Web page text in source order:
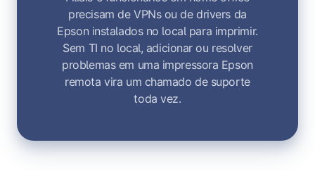
precisam de VPNs ou de drivers da
Epson instalados no local para imprimir.
Sem TI no local, adicionar ou resolver
problemas em uma impressora Epson
remota vira um chamado de suporte
toda vez.